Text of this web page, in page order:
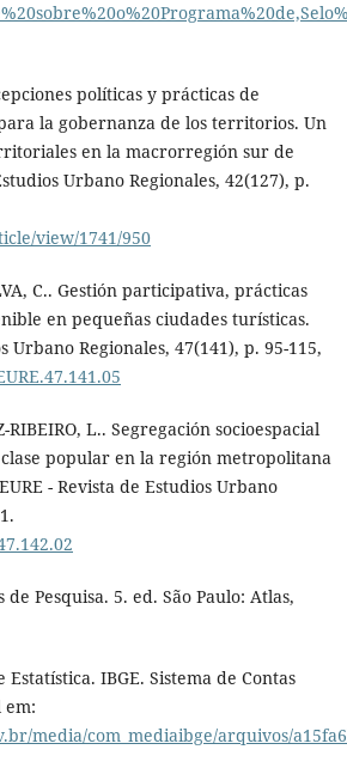
políticas y prácticas de
la gobernanza de los territorios. Un
en la macrorregión sur de
Urbano Regionales, 42(127), p.
view/1741/950
C.. Gestión participativa, prácticas
en pequeñas ciudades turísticas.
Urbano Regionales, 47(141), p. 95-115,
RIBEIRO, L.. Segregación socioespacial
popular en la región metropolitana
- Revista de Estudios Urbano
Pesquisa. 5. ed. São Paulo: Atlas,
IBGE. Sistema de Contas
em:
media/com_mediaibge/arquivos/